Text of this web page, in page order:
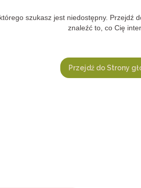
szukasz jest niedostępny. Przejdź
znaleźć to, co Cię
Przejdź do Strony